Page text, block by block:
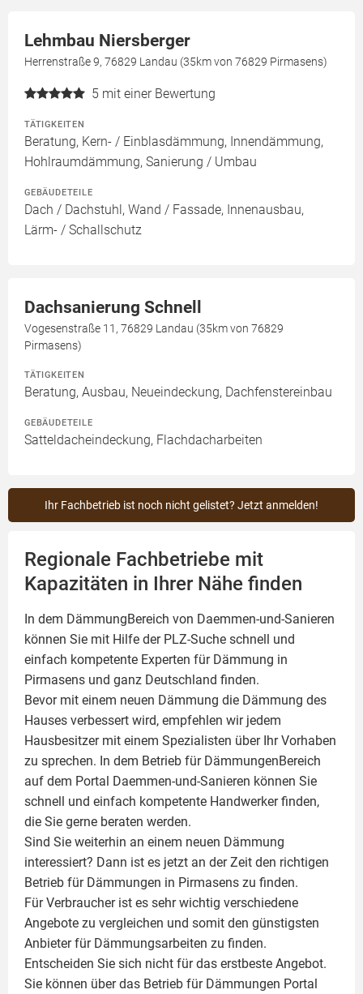
Lehmbau Niersberger
Herrenstraße 9, 76829 Landau (35km von 76829 Pirmasens)
5 mit einer Bewertung
TÄTIGKEITEN
Beratung, Kern- / Einblasdämmung, Innendämmung,
Hohlraumdämmung, Sanierung / Umbau
GEBÄUDETEILE
Dach / Dachstuhl, Wand / Fassade, Innenausbau,
Lärm- / Schallschutz
Dachsanierung Schnell
Vogesenstraße 11, 76829 Landau (35km von 76829
Pirmasens)
TÄTIGKEITEN
Beratung, Ausbau, Neueindeckung, Dachfenstereinbau
GEBÄUDETEILE
Satteldacheindeckung, Flachdacharbeiten
Ihr Fachbetrieb ist noch nicht gelistet? Jetzt anmelden!
Regionale Fachbetriebe mit
Kapazitäten in Ihrer Nähe finden
In dem DämmungBereich von Daemmen-und-Sanieren
können Sie mit Hilfe der PLZ-Suche schnell und
einfach kompetente Experten für Dämmung in
Pirmasens und ganz Deutschland finden.
Bevor mit einem neuen Dämmung die Dämmung des
Hauses verbessert wird, empfehlen wir jedem
Hausbesitzer mit einem Spezialisten über Ihr Vorhaben
zu sprechen. In dem Betrieb für DämmungenBereich
auf dem Portal Daemmen-und-Sanieren können Sie
schnell und einfach kompetente Handwerker finden,
die Sie gerne beraten werden.
Sind Sie weiterhin an einem neuen Dämmung
interessiert? Dann ist es jetzt an der Zeit den richtigen
Betrieb für Dämmungen in Pirmasens zu finden.
Für Verbraucher ist es sehr wichtig verschiedene
Angebote zu vergleichen und somit den günstigsten
Anbieter für Dämmungsarbeiten zu finden.
Entscheiden Sie sich nicht für das erstbeste Angebot.
Sie können über das Betrieb für Dämmungen Portal